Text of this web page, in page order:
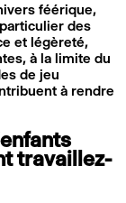
féérique,
des
et légèreté,
à la limite du
de jeu
à rendre
travaillez-